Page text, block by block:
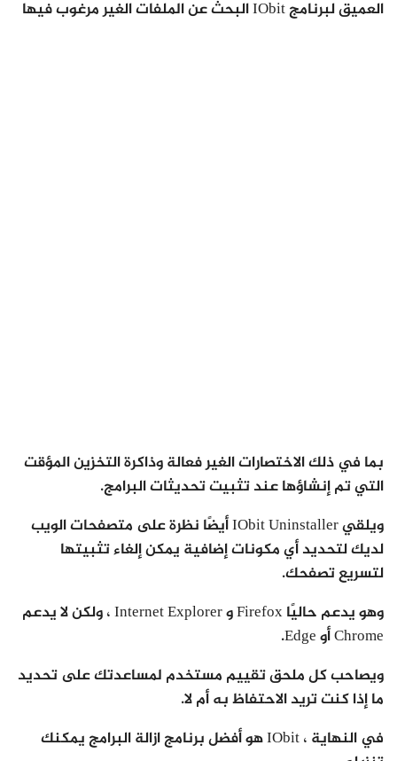
العميق لبرنامج IObit البحث عن الملفات الغير مرغوب فيها
بما في ذلك الاختصارات الغير فعالة وذاكرة التخزين المؤقت
التي تم إنشاؤها عند تثبيت تحديثات البرامج.
ويلقي IObit Uninstaller أيضًا نظرة على متصفحات الويب
لديك لتحديد أي مكونات إضافية يمكن إلغاء تثبيتها
لتسريع تصفحك.
وهو يدعم حاليًا Firefox و Internet Explorer ، ولكن لا يدعم
Chrome أو Edge.
ويصاحب كل ملحق تقييم مستخدم لمساعدتك على تحديد
ما إذا كنت تريد الاحتفاظ به أم لا.
في النهاية ، IObit هو أفضل برنامج ازالة البرامج يمكنك